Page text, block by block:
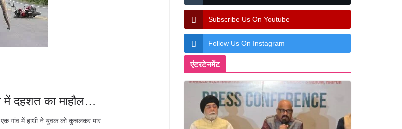
दहशत का माहौल…
एक गांव में हाथी ने युवक को कुचलकर मार
Subscribe Us On Youtube
Follow Us On Instagram
एंटरटेनमेंट